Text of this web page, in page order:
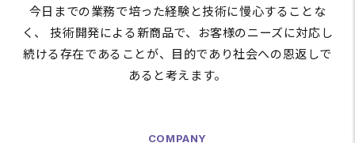
今日までの業務で培った経験と技術に慢心することな
く、
技術開発による新商品で、お客様のニーズに対応し
続ける存在であることが、目的であり社会への恩返しで
あると考えます。
COMPANY